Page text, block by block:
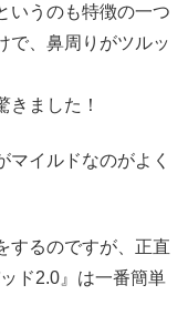
いうのも特徴の一つ
で、鼻周りがツルッ
きました！
マイルドなのがよく
するのですが、正直
ド2.0』は一番簡単